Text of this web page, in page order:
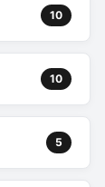
10
10
5